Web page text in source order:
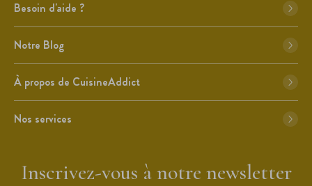
Besoin d'aide ?
Notre Blog
À propos de CuisineAddict
Nos services
Inscrivez-vous à notre newsletter